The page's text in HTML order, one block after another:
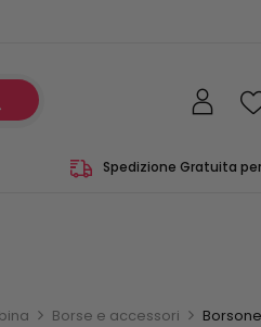
Spedizione Gratuita
Borse e accessori